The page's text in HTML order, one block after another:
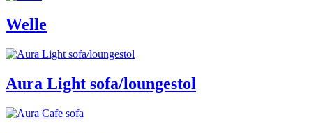
Welle
Aura Light sofa/loungestol